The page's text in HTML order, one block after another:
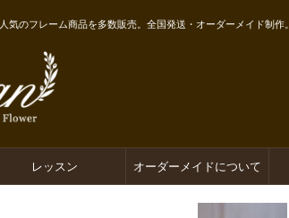
のフレーム商品を多数販売。全国発送・オーダーメイド制作。
レッスン オーダーメイドについて